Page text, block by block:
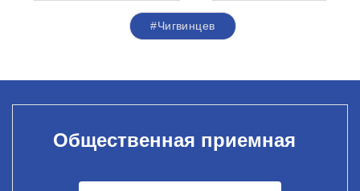
#Чигвинцев
Общественная приемная